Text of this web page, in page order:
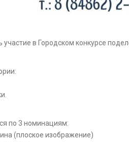
в Городском конкурсе
по 3 номинациям:
(плоское изображение)